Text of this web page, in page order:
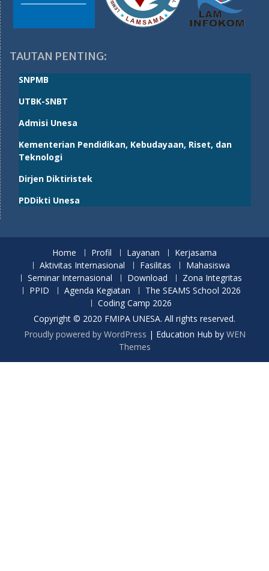
TAUTAN PENTING:
SNPMB
UTBK-SNBT
Admisi Unesa
Kementerian Pendidikan, Kebudayaan, Riset, dan
Teknologi
Dirjen Diktiristek
PDDikti Unesa
Home Profil Layanan
Kerjasama
Aktivitas Internasional
Fasilitas
Mahasiswa
Seminar Internasional
Download
Zona Integritas
PPID
Agenda Kegiatan
The SEAMS School 2026
Coding Camp 2026
Copyright © 2020 FMIPA UNESA. All rights reserved.
Proudly powered by WordPress | Education Hub by WEN
Themes